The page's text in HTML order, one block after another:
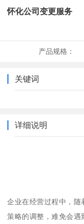
怀化公司变更服务
产品规格：
关键词
详细说明
企业在经营过程中，随
策略的调整，难免会遇